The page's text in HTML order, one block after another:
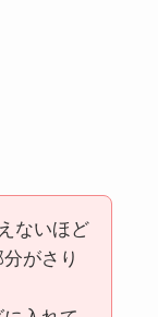
ないほど
がさり